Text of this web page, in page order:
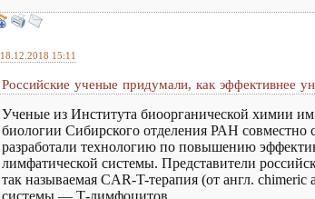
18.12.2018 15:11
Российские ученые придумали, как эффективнее
Ученые из Института биоорганической химии
биологии Сибирского отделения РАН
разработали технологию по повышению
лимфатической системы. Представители
так называемая CAR-T-терапия (от англ.
системы — Т-лимфоцитов.